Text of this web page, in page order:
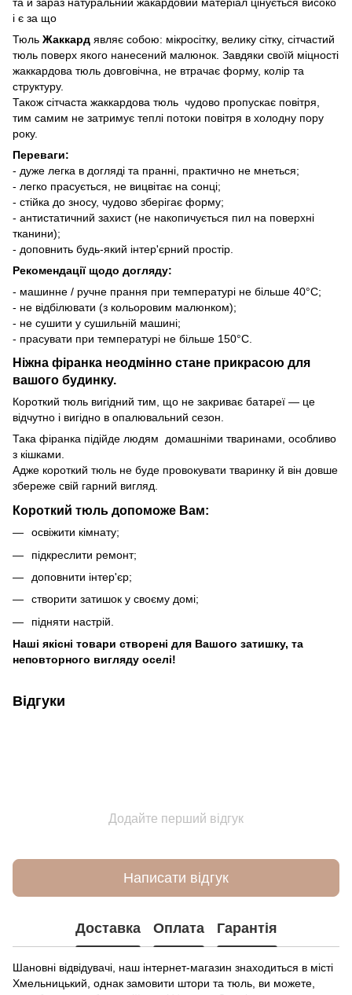
і є за що
Тюль Жаккард являє собою: мікросітку, велику сітку, сітчастий
тюль поверх якого нанесений малюнок. Завдяки своїй міцності
жаккардова тюль довговічна, не втрачає форму, колір та
структуру.
Також сітчаста жаккардова тюль чудово пропускає повітря,
тим самим не затримує теплі потоки повітря в холодну пору
року.
Переваги:
- дуже легка в догляді та пранні, практично не мнеться;
- легко прасується, не вицвітає на сонці;
- стійка до зносу, чудово зберігає форму;
- антистатичний захист (не накопичується пил на поверхні
тканини);
- доповнить будь-який інтер'єрний простір.
Рекомендації щодо догляду:
- машинне / ручне прання при температурі не більше 40°C;
- не відбілювати (з кольоровим малюнком);
- не сушити у сушильній машині;
- прасувати при температурі не більше 150°C.
Ніжна фіранка неодмінно стане прикрасою для
вашого будинку.
Короткий тюль вигідний тим, що не закриває батареї — це
відчутно і вигідно в опалювальний сезон.
Така фіранка підійде людям домашніми тваринами, особливо
з кішками.
Адже короткий тюль не буде провокувати тваринку й він довше
збереже свій гарний вигляд.
Короткий тюль допоможе Вам:
освіжити кімнату;
підкреслити ремонт;
доповнити інтер'єр;
створити затишок у своєму домі;
підняти настрій.
Наші якісні товари створені для Вашого затишку, та
неповторного вигляду оселі!
Відгуки
Додайте перший відгук
Написати відгук
Доставка Оплата Гарантія
Шановні відвідувачі, наш інтернет-магазин знаходиться в місті
Хмельницький, однак замовити штори та тюль, ви можете,